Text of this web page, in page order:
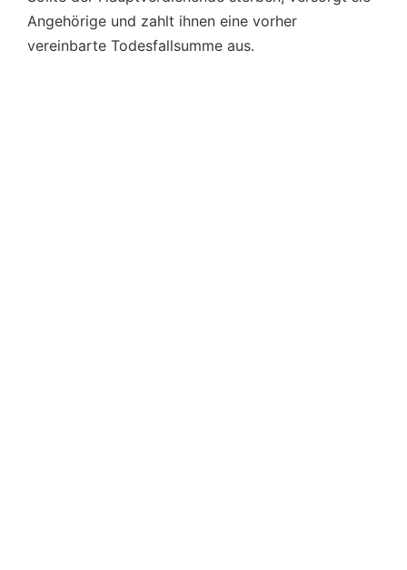
Angehörige und zahlt ihnen eine vorher
vereinbarte Todesfallsumme aus.